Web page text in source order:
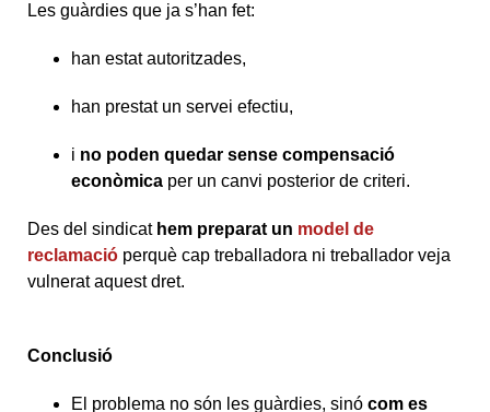
Les guàrdies que ja s’han fet:
han estat autoritzades,
han prestat un servei efectiu,
i no poden quedar sense compensació
econòmica per un canvi posterior de criteri.
Des del sindicat hem preparat un model de
reclamació perquè cap treballadora ni treballador veja
vulnerat aquest dret.
Conclusió
El problema no són les guàrdies, sinó com es